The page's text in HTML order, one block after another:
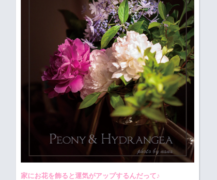
家にお花を飾ると運気がアップするんだって♪